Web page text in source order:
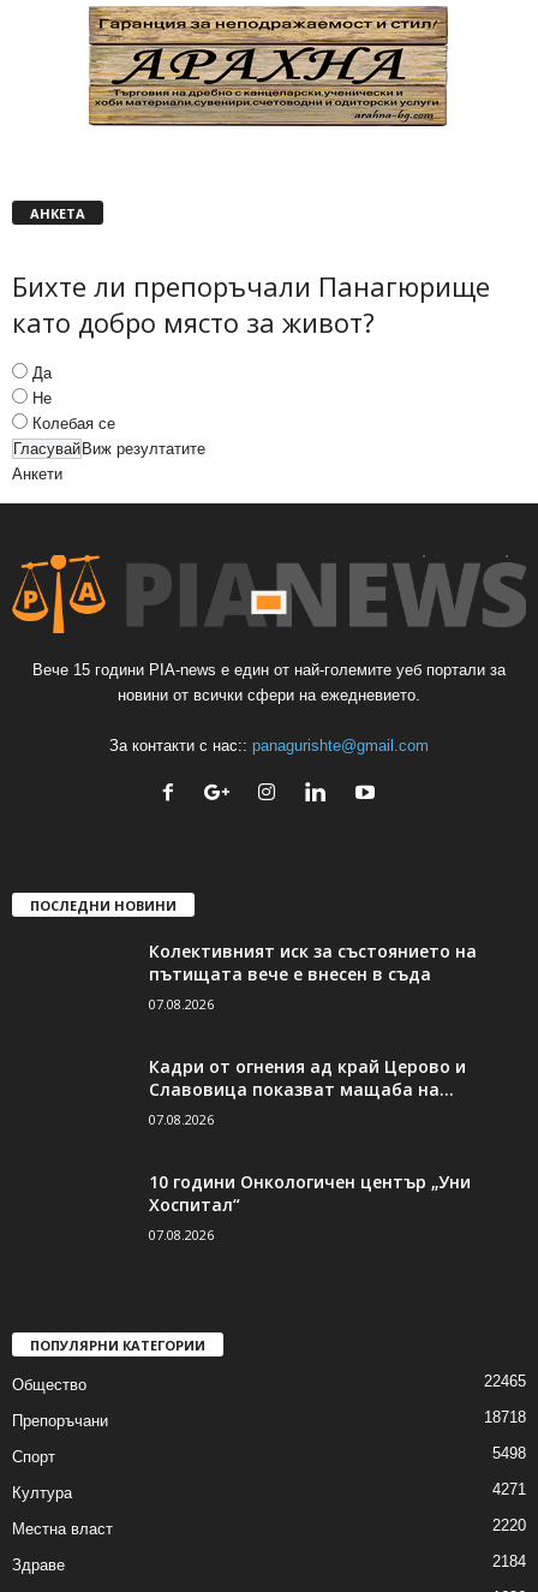
АНКЕТА
Бихте ли препоръчали Панагюрище
като добро място за живот?
Да
Не
Колебая се
Виж резултатите
Анкети
Вече 15 години PIA-news е един от най-големите уеб портали за
новини от всички сфери на ежедневието.
За контакти с нас:: panagurishte@gmail.com
ПОСЛЕДНИ НОВИНИ
Колективният иск за състоянието на
пътищата вече е внесен в съда
07.08.2026
Кадри от огнения ад край Церово и
Славовица показват мащаба на...
07.08.2026
10 години Онкологичен център „Уни
Хоспитал“
07.08.2026
ПОПУЛЯРНИ КАТЕГОРИИ
Общество 22465
Препоръчани 18718
Спорт 5498
Култура 4271
Местна власт 2220
Здраве
2184